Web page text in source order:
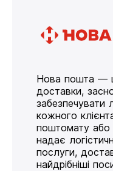
Нова пошта —
доставки,
забезпечувати
кожного
поштомату або
надає
послуги,
найдрібніші